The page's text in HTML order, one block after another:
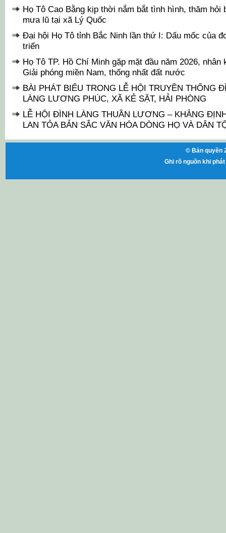
Họ Tô Cao Bằng kịp thời nắm bắt tình hình, thăm hỏi
mưa lũ tại xã Lý Quốc
Đại hội Họ Tô tỉnh Bắc Ninh lần thứ I: Dấu mốc của
triển
Họ Tô TP. Hồ Chí Minh gặp mặt đầu năm 2026, nhân
Giải phóng miền Nam, thống nhất đất nước
BÀI PHÁT BIỂU TRONG LỄ HỘI TRUYỀN THỐNG
LÀNG LƯƠNG PHÚC, XÃ KẺ SẶT, HẢI PHÒNG
LỄ HỘI ĐÌNH LÀNG THUẦN LƯƠNG – KHẲNG
LAN TỎA BẢN SẮC VĂN HÓA DÒNG HỌ VÀ DÂN
© Bản quyền
Ghi rõ nguồn khi